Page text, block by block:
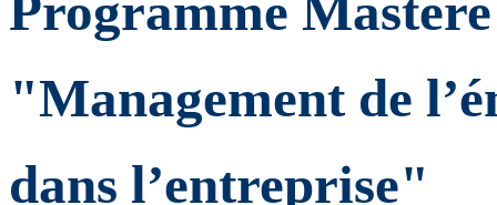
"Management de
dans l’entreprise"